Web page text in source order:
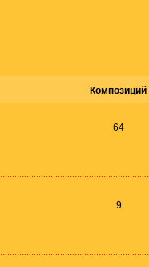
Композиций
64
9